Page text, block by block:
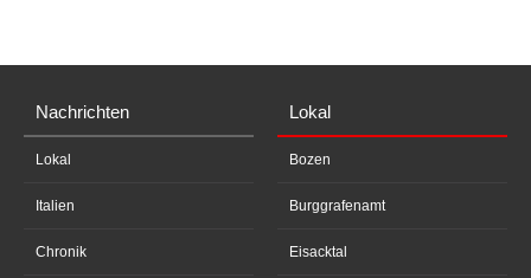
Nachrichten
Lokal
Italien
Chronik
Lokal
Bozen
Burggrafenamt
Eisacktal